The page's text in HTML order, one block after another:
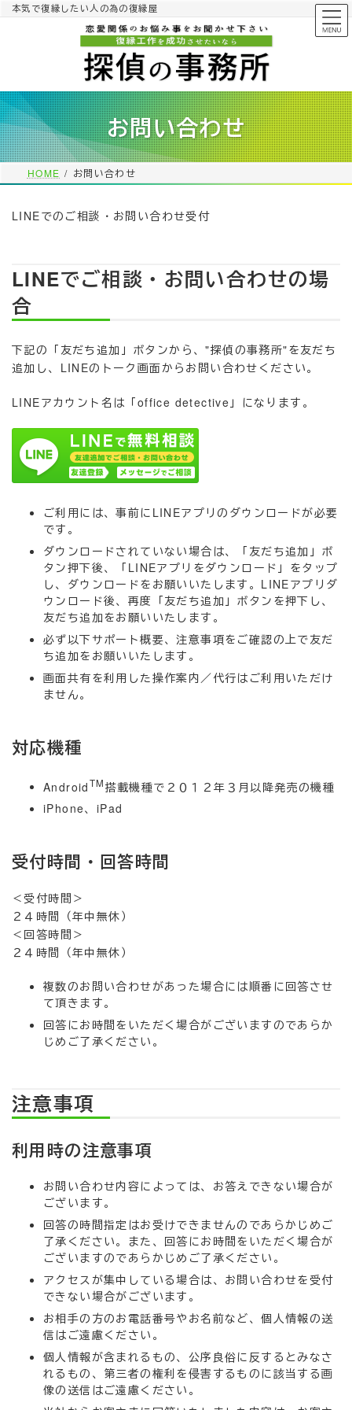
へ
ス
キ
ッ
プ
ョ
ン
に
移
動
本気で復縁したい人の為の復縁屋
お問い合わせ
HOME お問い合わせ
LINEでのご相談・お問い合わせ受付
LINEでご相談・お問い合わせの場
合
下記の「友だち追加」ボタンから、"探偵の事務所"を友だち
追加し、LINEのトーク画面からお問い合わせください。
LINEアカウント名は「office detective」になります。
ご利用には、事前にLINEアプリのダウンロードが必要
です。
ダウンロードされていない場合は、「友だち追加」ボ
タン押下後、「LINEアプリをダウンロード」をタップ
し、ダウンロードをお願いいたします。LINEアプリダ
ウンロード後、再度「友だち追加」ボタンを押下し、
友だち追加をお願いいたします。
必ず以下サポート概要、注意事項をご確認の上で友だ
ち追加をお願いいたします。
画面共有を利用した操作案内／代行はご利用いただけ
ません。
対応機種
AndroidTM搭載機種で２０１２年３月以降発売の機種
iPhone、iPad
受付時間・回答時間
＜受付時間＞
２４時間（年中無休）
＜回答時間＞
２４時間（年中無休）
複数のお問い合わせがあった場合には順番に回答させ
て頂きます。
回答にお時間をいただく場合がございますのであらか
じめご了承ください。
注意事項
利用時の注意事項
お問い合わせ内容によっては、お答えできない場合が
ございます。
回答の時間指定はお受けできませんのであらかじめご
了承ください。また、回答にお時間をいただく場合が
ございますのであらかじめご了承ください。
アクセスが集中している場合は、お問い合わせを受付
できない場合がございます。
お相手の方のお電話番号やお名前など、個人情報の送
信はご遠慮ください。
個人情報が含まれるもの、公序良俗に反するとみなさ
れるもの、第三者の権利を侵害するものに該当する画
像の送信はご遠慮ください。